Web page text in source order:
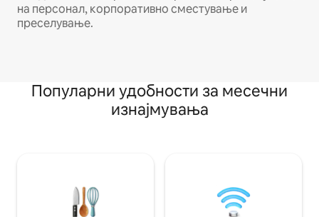
на персонал, корпоративно сместување и
преселување.
Популарни удобности за месечни
изнајмувања